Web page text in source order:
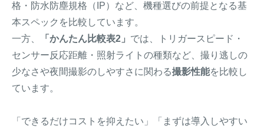
格・防水防塵規格（IP）など、機種選びの前提となる基
本スペックを比較しています。
一方、
「かんたん比較表2」 では、トリガースピード・
センサー反応距離・照射ライトの種類など、撮り逃しの
少なさや夜間撮影のしやすさに関わる撮影性能を比較し
ています。
「できるだけコストを抑えたい」「まずは導入しやすい